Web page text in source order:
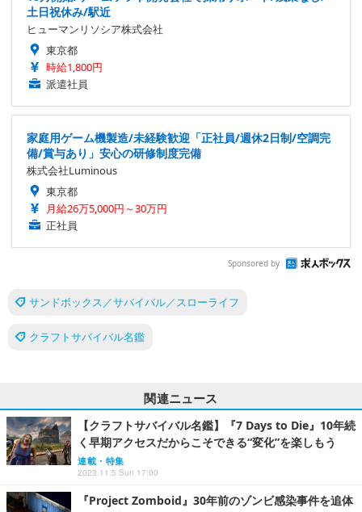
土日祝休み/駅近
ヒューマンリソシア株式会社
東京都
時給1,800円
派遣社員
家庭用ゲーム機製造/未経験歓迎「正社員/週休2日制/空調完
備/賞与あり」安心の研修制度完備
株式会社Luminous
東京都
月給26万5,000円～30万円
正社員
Sponsored by
サンドボックス／サバイバル／スローライフ
クラフトサバイバル名鑑
関連ニュース
【クラフトサバイバル名鑑】『7 Days to Die』10年続
く早期アクセスだからこそできる“変化”を楽しもう
連載・特集
2023.11.5 Sun 17:00
『Project Zomboid』30年前のゾンビ感染事件を追体